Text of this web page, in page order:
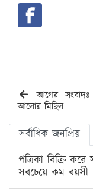
আগের সংবাদঃ
আলোর মিছিল
সর্বাধিক জনপ্রিয়
পত্রিকা বিক্রি
সবচেয়ে কম বয়সী